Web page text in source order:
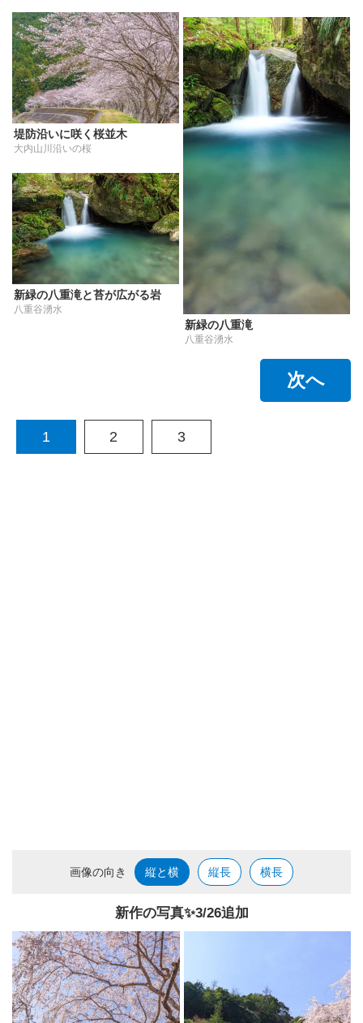
堤防沿いに咲く桜並木
大内山川沿いの桜
新緑の八重滝
八重谷湧水
新緑の八重滝と苔が広がる岩
八重谷湧水
次へ
1 2 3
画像の向き 縦と横 縦長 横長
新作の写真✨️3/26追加